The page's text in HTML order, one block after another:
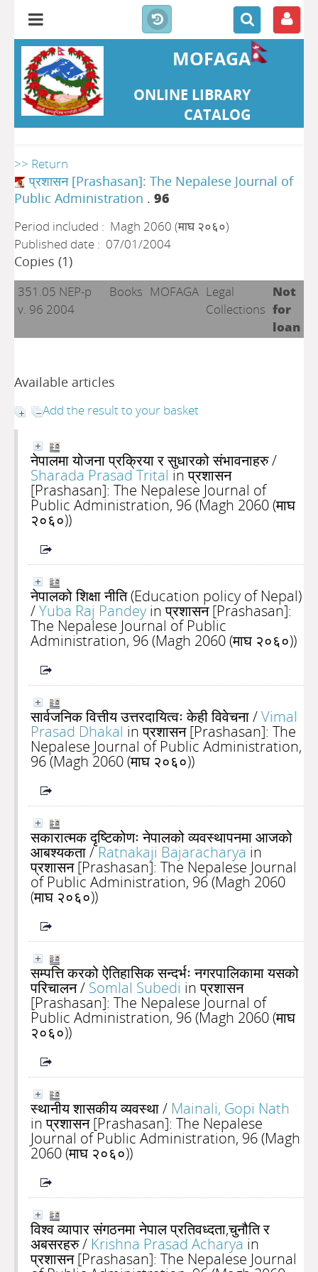
MOFAGA
ONLINE LIBRARY
CATALOG
>> Return
प्रशासन [Prashasan]: The Nepalese Journal of
Public Administration . 96
Period included : Magh 2060 (माघ २०६०)
Published date : 07/01/2004
Copies (1)
351.05 NEP-p
v. 96 2004
Books MOFAGA Legal
Collections
Not
for
loan
Available articles
Add the result to your basket
नेपालमा योजना प्रक्रिया र सुधारको संभावनाहरु/
Sharada Prasad Trital in प्रशासन
[Prashasan]: The Nepalese Journal of
Public Administration, 96 (Magh 2060 (माघ
२०६०))
नेपालको शिक्षा नीति (Education policy of Nepal)
/Yuba Raj Pandey in प्रशासन [Prashasan]:
The Nepalese Journal of Public
Administration, 96 (Magh 2060 (माघ २०६०))
सार्वजनिक वित्तीय उत्तरदायित्वः केही विवेचना/Vimal
Prasad Dhakal in प्रशासन [Prashasan]: The
Nepalese Journal of Public Administration,
96 (Magh 2060 (माघ २०६०))
सकारात्मक दृष्टिकोणः नेपालको व्यवस्थापनमा आजको
आबश्यकता/Ratnakaji Bajaracharya in
प्रशासन [Prashasan]: The Nepalese Journal
of Public Administration, 96 (Magh 2060
(माघ २०६०))
सम्पत्ति करको ऐतिहासिक सन्दर्भः नगरपालिकामा यसको
परिचालन/ Somlal Subedi in प्रशासन
[Prashasan]: The Nepalese Journal of
Public Administration, 96 (Magh 2060 (माघ
२०६०))
स्थानीय शासकीय व्यवस्था/ Mainali, Gopi Nath
in प्रशासन [Prashasan]: The Nepalese
Journal of Public Administration, 96 (Magh
2060 (माघ २०६०))
विश्व व्यापार संगठनमा नेपाल प्रतिवध्दता,चुनौति र
अबसरहरु/ Krishna Prasad Acharya in
प्रशासन [Prashasan]: The Nepalese Journal